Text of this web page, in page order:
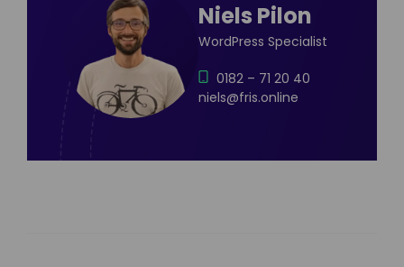
Niels Pilon
WordPress Specialist
0182 – 71 20 40
niels@fris.online